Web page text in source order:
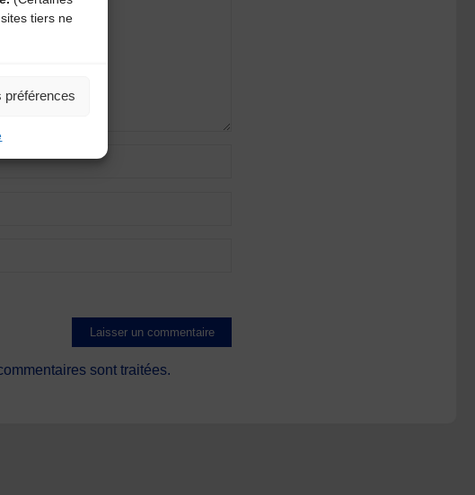
tiers ne
préférences
sont traitées.